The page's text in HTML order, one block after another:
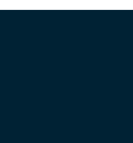
CONTACT